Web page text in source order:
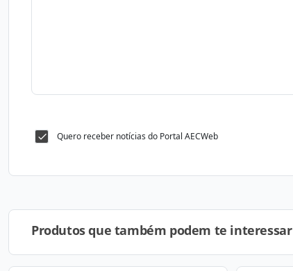
Quero receber notícias do Portal AECWeb
Produtos que também podem te interessar